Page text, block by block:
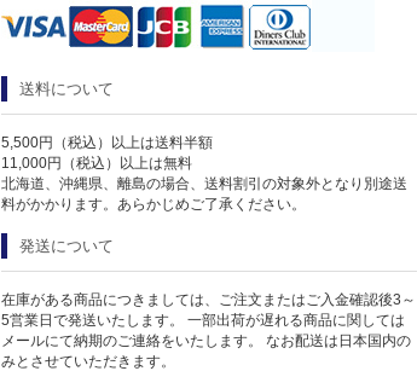
送料について
5,500円（税込）以上は送料半額
11,000円（税込）以上は無料
北海道、沖縄県、離島の場合、送料割引の対象外となり別途送
料がかかります。あらかじめご了承ください。
発送について
在庫がある商品につきましては、ご注文またはご入金確認後3～
5営業日で発送いたします。 一部出荷が遅れる商品に関しては
メールにて納期のご連絡をいたします。 なお配送は日本国内の
みとさせていただきます。